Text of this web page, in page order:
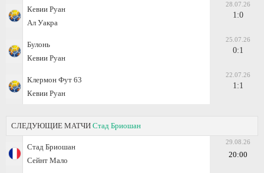
Кевии Руан
Ал Уакра
28.07.26
1:0
Булонь
Кевии Руан
25.07.26
0:1
Клермон Фут 63
Кевии Руан
22.07.26
1:1
СЛЕДУЮЩИЕ МАТЧИ Стад Бриошан
Стад Бриошан
Сейнт Мало
29.08.26
20:00